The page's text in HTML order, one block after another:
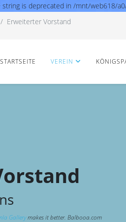
is deprecated in /mnt/
Erweiterter Vorstand
STARTSEITE VEREIN
Gallerymakes it better. Balbooa.com